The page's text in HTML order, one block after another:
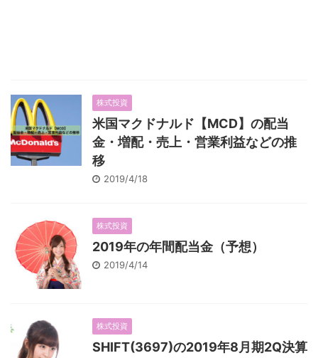
株式投資
米国マクドナルド【MCD】の配当
金・増配・売上・営業利益などの推
移
2019/4/18
株式投資
2019年の年間配当金（予想）
2019/4/14
株式投資
SHIFT(3697)の2019年8月期2Q決算